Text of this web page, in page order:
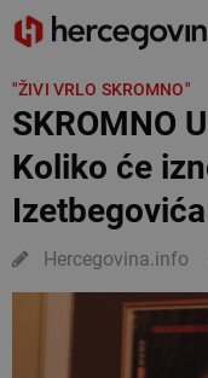
"ŽIVI VRLO SKROMNO"
SKROMNO
Koliko će
Izetbegovića
Hercegovina.info